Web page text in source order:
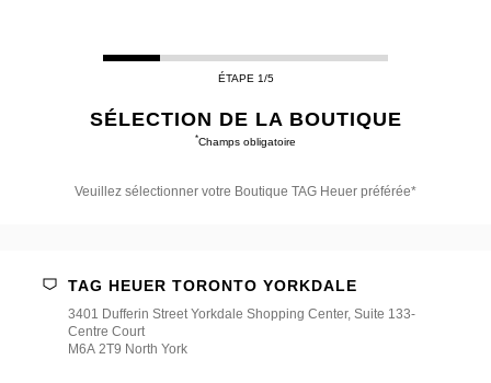
ÉTAPE 1/5
SÉLECTION DE LA BOUTIQUE
*Champs obligatoire
Veuillez sélectionner votre Boutique TAG Heuer préférée*
Boutique
TAG HEUER TORONTO YORKDALE
3401 Dufferin Street Yorkdale Shopping Center, Suite 133-
Centre Court
M6A 2T9 North York